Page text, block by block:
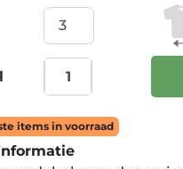
items in voorraad